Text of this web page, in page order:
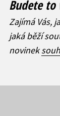
Budete
Zajímá Vás,
jaká běží
novinek